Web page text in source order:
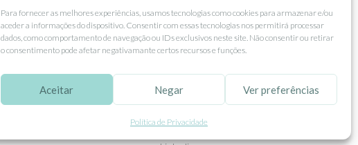
Para fornecer as melhores experiências, usamos tecnologias como cookies para armazenar e/ou
aceder a informações do dispositivo. Consentir com essas tecnologias nos permitirá processar
dados, como comportamento de navegação ou IDs exclusivos neste site. Não consentir ou retirar
o consentimento pode afetar negativamante certos recursos e funções.
Aceitar Negar Ver preferências
Política de Privacidade
APOIO AO CLIENTE
Como Comprar
Pagamentos
SEGUE-NOS
Facebook
Instagram
Pinterest
X